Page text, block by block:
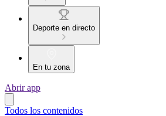
Deporte en directo
En tu zona
Abrir app
Todos los contenidos